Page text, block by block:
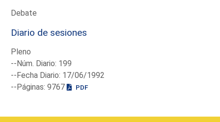
Debate
Diario de sesiones
Pleno
--Núm. Diario: 199
--Fecha Diario: 17/06/1992
--Páginas: 9767
PDF